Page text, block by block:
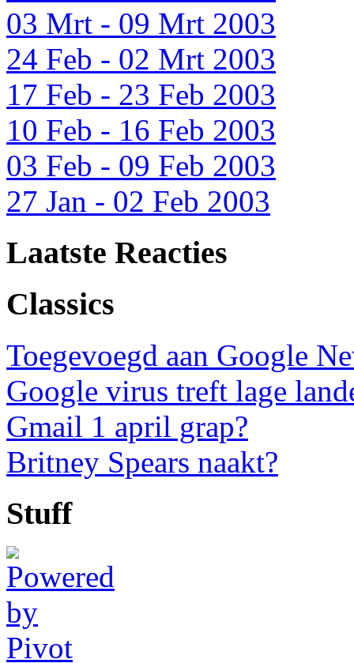
03 Mrt - 09 Mrt 2003
24 Feb - 02 Mrt 2003
17 Feb - 23 Feb 2003
10 Feb - 16 Feb 2003
03 Feb - 09 Feb 2003
27 Jan - 02 Feb 2003
Laatste Reacties
Classics
Toegevoegd aan Google
Google virus treft lage
Gmail 1 april grap?
Britney Spears naakt?
Stuff